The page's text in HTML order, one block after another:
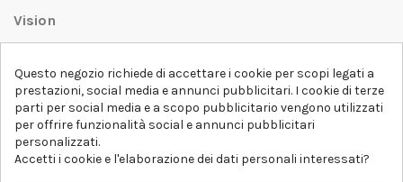
Vision
belli da vedere, ma che trasmettano anche un messaggio importante.
Che siate alla ricerca di una t-shirt unica e di tendenza, di una felpa
comoda e accogliente o di un accessorio esclusivo,D-SHIRTha
qualcosa per tutti.
Follow us
Questo negozio richiede di accettare i cookie per scopi legati a
prestazioni, social media e annunci pubblicitari. I cookie di terze
parti per social media e a scopo pubblicitario vengono utilizzati
per offrire funzionalità social e annunci pubblicitari
personalizzati.
Accetti i cookie e l'elaborazione dei dati personali interessati?